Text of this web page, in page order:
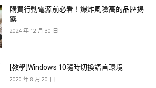
購買行動電源前必看！爆炸風險高的品牌揭
露
2024 年 12 月 30 日
[教學]Windows 10隨時切換語言環境
2020 年 8 月 20 日